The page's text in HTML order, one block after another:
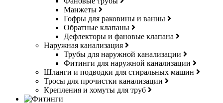
Манжеты
Гофры для раковины и ванны
Обратные клапаны
Дефлекторы и фановые клапана
Наружная канализация
Трубы для наружной канализации
Фитинги для наружной канализации
Шланги и подводки для стиральных машин
Тросы для прочистки канализации
Крепления и хомуты для труб